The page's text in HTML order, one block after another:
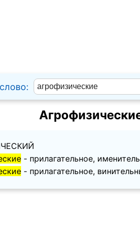
- прилагательное,
- прилагательное,